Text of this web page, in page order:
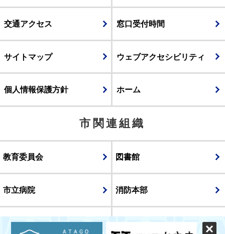
交通アクセス 窓口受付時間
サイトマップ ウェブアクセシビリティ
個人情報保護方針 ホーム
市関連組織
教育委員会 図書館
市立病院 消防本部
議会